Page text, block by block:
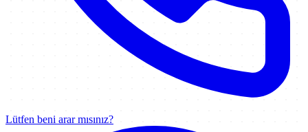
Lütfen beni arar mısınız?